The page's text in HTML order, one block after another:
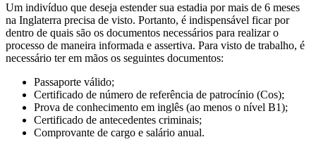
Um indivíduo que deseja estender sua estadia por mais de 6 meses
na Inglaterra precisa de visto. Portanto, é indispensável ficar por
dentro de quais são os documentos necessários para realizar o
processo de maneira informada e assertiva. Para visto de trabalho, é
necessário ter em mãos os seguintes documentos:
Passaporte válido;
Certificado de número de referência de patrocínio (Cos);
Prova de conhecimento em inglês (ao menos o nível B1);
Certificado de antecedentes criminais;
Comprovante de cargo e salário anual.